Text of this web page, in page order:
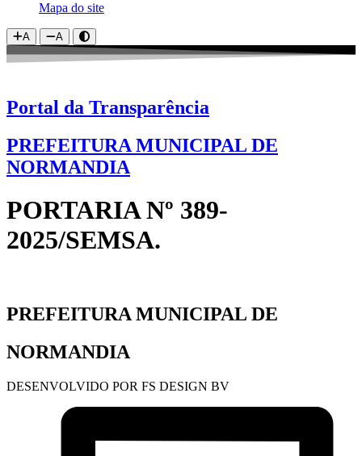
Mapa do site
A A
Portal da Transparência
PREFEITURA MUNICIPAL DE
NORMANDIA
PORTARIA Nº 389-
2025/SEMSA.
PREFEITURA MUNICIPAL DE
NORMANDIA
DESENVOLVIDO POR FS DESIGN BV